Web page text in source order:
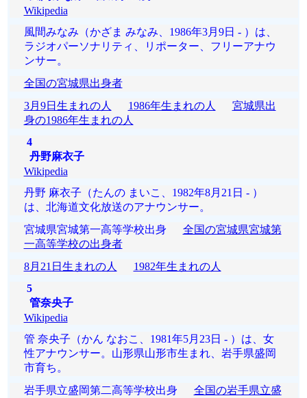
Wikipedia
風間みなみ（かざま みなみ、1986年3月9日 - ）は、
ラジオパーソナリティ、リポーター、フリーアナウ
ンサー。
全国の宮城県出身者
3月9日生まれの人
1986年生まれの人
宮城県出
身の1986年生まれの人
4
丹野麻衣子
Wikipedia
丹野 麻衣子（たんの まいこ、1982年8月21日 - ）
は、北海道文化放送のアナウンサー。
宮城県宮城第一高等学校出身 全国の宮城県宮城第
一高等学校の出身者
8月21日生まれの人
1982年生まれの人
5
管奈央子
Wikipedia
管 奈央子（かん なおこ、1981年5月23日 - ）は、女
性アナウンサー。山形県山形市生まれ、岩手県盛岡
市育ち。
岩手県立盛岡第二高等学校出身 全国の岩手県立盛